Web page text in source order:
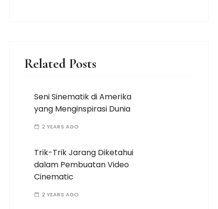
Related Posts
Seni Sinematik di Amerika
yang Menginspirasi Dunia
2 YEARS AGO
Trik-Trik Jarang Diketahui
dalam Pembuatan Video
Cinematic
2 YEARS AGO